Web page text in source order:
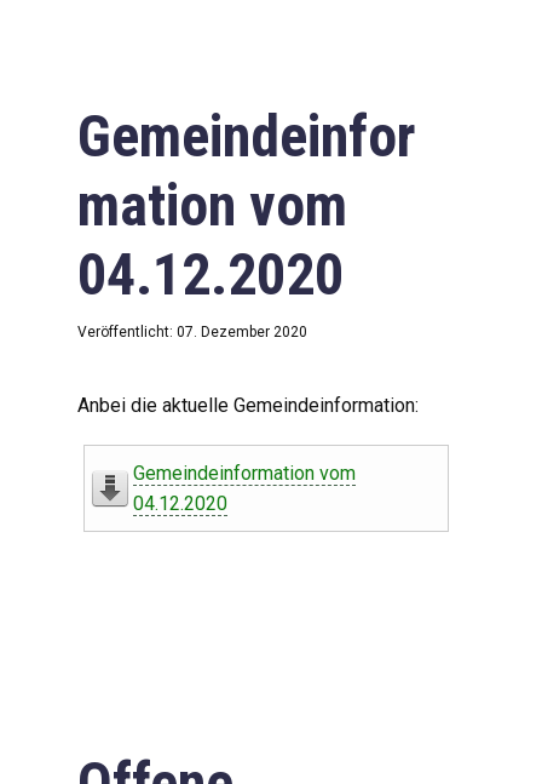
Gemeindeinfor
mation vom
04.12.2020
Veröffentlicht: 07. Dezember 2020
Anbei die aktuelle Gemeindeinformation:
Gemeindeinformation vom
04.12.2020